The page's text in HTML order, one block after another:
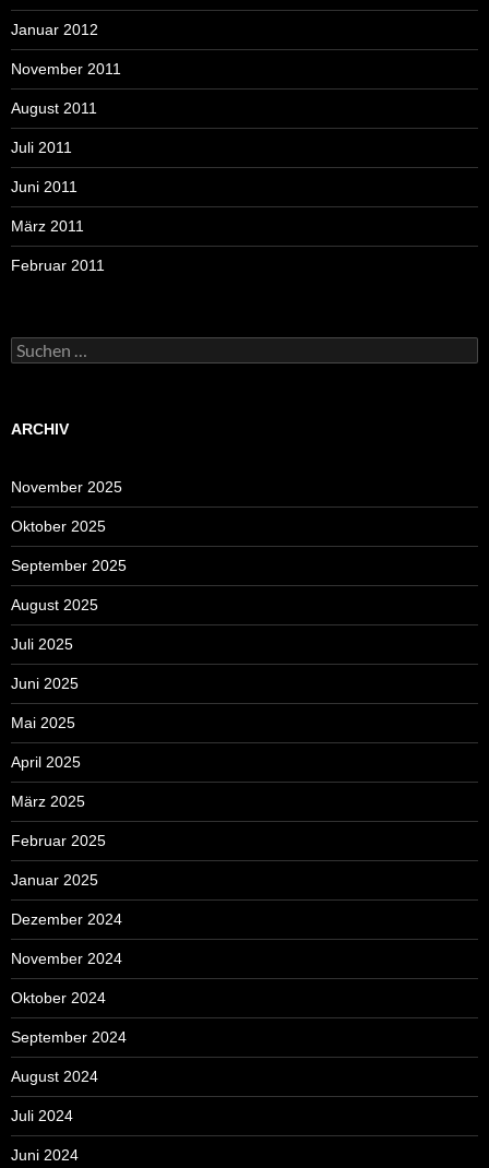
Januar 2012
November 2011
August 2011
Juli 2011
Juni 2011
März 2011
Februar 2011
Suchen
nach:
ARCHIV
November 2025
Oktober 2025
September 2025
August 2025
Juli 2025
Juni 2025
Mai 2025
April 2025
März 2025
Februar 2025
Januar 2025
Dezember 2024
November 2024
Oktober 2024
September 2024
August 2024
Juli 2024
Juni 2024